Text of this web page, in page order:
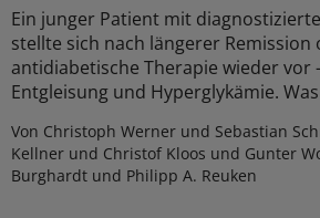
Ein junger Patient mit
stellte sich nach längerer Remission
antidiabetische Therapie wieder vor
Entgleisung und Hyperglykämie.
Von Christoph Werner und Sebastian
Kellner und Christof Kloos und Gunter
Burghardt und Philipp A. Reuken